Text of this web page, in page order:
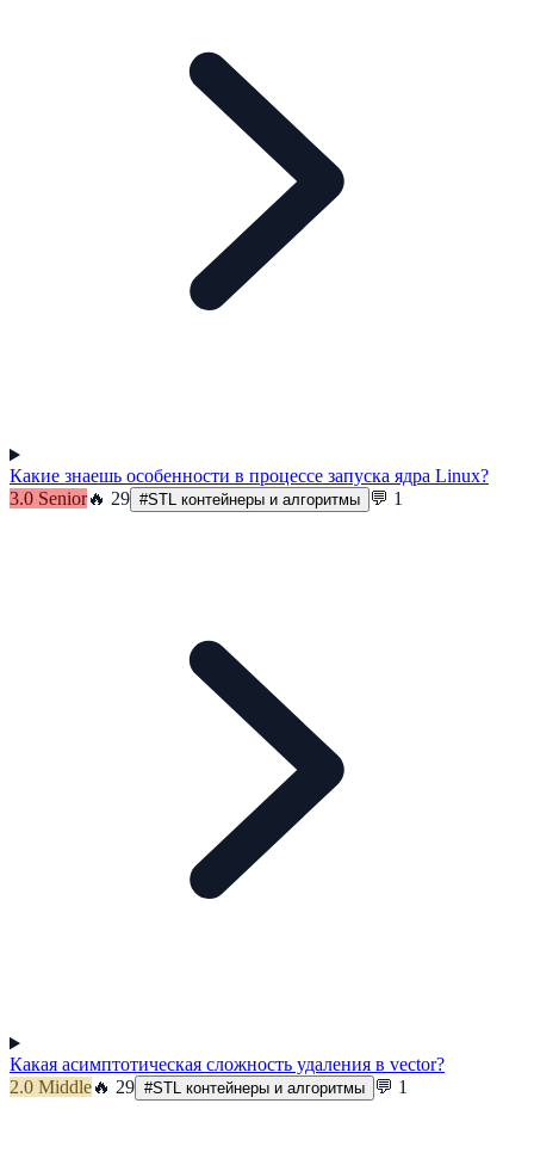
Какие знаешь особенности в процессе запуска ядра Linux?
3.0 Senior🔥 29 #STL контейнеры и алгоритмы 💬 1
Какая асимптотическая сложность удаления в vector?
2.0 Middle🔥 29 #STL контейнеры и алгоритмы 💬 1